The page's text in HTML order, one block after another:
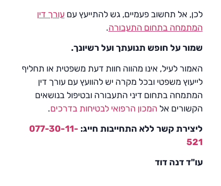
לכן, אל תחשוב פעמיים, גש להתייעץ עםעורך דין
המתמחה בתחום התעבורה.
שמור על חופש תנועתך ועל רשיונך.
האמור לעיל, אינו מהווה חוות דעת משפטית או תחליף
לייעוץ משפטי ובכל מקרה יש להוועץ עם עורך דין
המתמחה בתחום דיני התעבורה ובטיפול בנושאים
הקשורים אל המכון הרפואי לבטיחות בדרכים.
ליצירת קשר ללא התחייבות חייג: 077-30-11-
521
עו"ד דנה דוד